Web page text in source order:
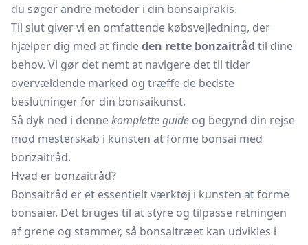
du søger andre metoder i din bonsaiprakis.
Til slut giver vi en omfattende købsvejledning, der
hjælper dig med at findeden rette bonzaitråd til dine
behov. Vi gør det nemt at navigere det til tider
overvældende marked og træffe de bedste
beslutninger for din bonsaikunst.
Så dyk ned i dennekomplette guide og begynd din rejse
mod mesterskab i kunsten at forme bonsai med
bonzaitråd.
Hvad er bonzaitråd?
Bonsaitråd er et essentielt værktøj i kunsten at forme
bonsaier. Det bruges til at styre og tilpasse retningen
af grene og stammer, så bonsaitræet kan udvikles i